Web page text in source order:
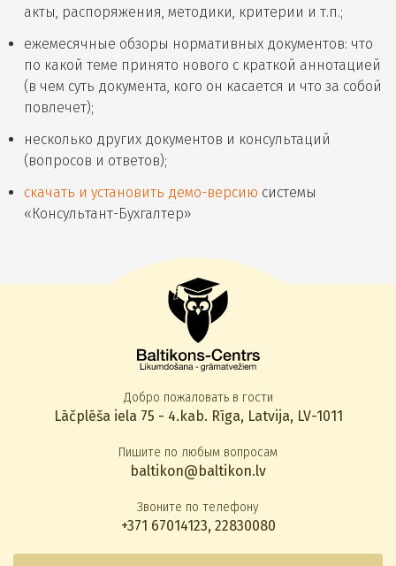
акты, распоряжения, методики, критерии и т.п.;
ежемесячные обзоры нормативных документов: что
по какой теме принято нового с краткой аннотацией
(в чем суть документа, кого он касается и что за собой
повлечет);
несколько других документов и консультаций
(вопросов и ответов);
скачать и установить демо-версию системы
«Консультант-Бухгалтер»
Добро пожаловать в гости
Lāčplēša iela 75 - 4.kab. Rīga, Latvija, LV-1011
Пишите по любым вопросам
baltikon@baltikon.lv
Звоните по телефону
+371 67014123, 22830080